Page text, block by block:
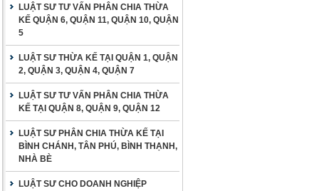
LUẬT SƯ TƯ VẤN PHÂN CHIA THỪA
KẾ QUẬN 6, QUẬN 11, QUẬN 10, QUẬN
5
LUẬT SƯ THỪA KẾ TẠI QUẬN 1, QUẬN
2, QUẬN 3, QUẬN 4, QUẬN 7
LUẬT SƯ TƯ VẤN PHÂN CHIA THỪA
KẾ TẠI QUẬN 8, QUẬN 9, QUẬN 12
LUẬT SƯ PHÂN CHIA THỪA KẾ TẠI
BÌNH CHÁNH, TÂN PHÚ, BÌNH THẠNH,
NHÀ BÈ
LUẬT SƯ CHO DOANH NGHIỆP